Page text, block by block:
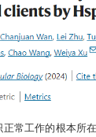
正常工作的根本所